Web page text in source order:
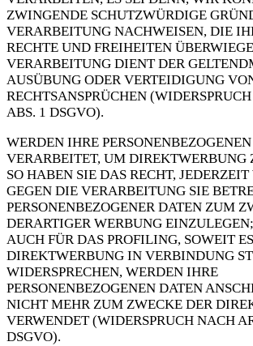
ZWINGENDE SCHUTZWÜRDIGE
VERARBEITUNG NACHWEISEN, DIE
RECHTE UND FREIHEITEN
VERARBEITUNG DIENT DER
AUSÜBUNG ODER VERTEIDIGUNG
RECHTSANSPRÜCHEN
ABS. 1 DSGVO).
WERDEN IHRE
VERARBEITET, UM DIREKTWERBUNG
SO HABEN SIE DAS RECHT,
GEGEN DIE VERARBEITUNG SIE
PERSONENBEZOGENER DATEN ZUM
DERARTIGER WERBUNG
AUCH FÜR DAS PROFILING, SOWEIT
DIREKTWERBUNG IN VERBINDUNG
WIDERSPRECHEN, WERDEN IHRE
PERSONENBEZOGENEN DATEN
NICHT MEHR ZUM ZWECKE DER
VERWENDET (WIDERSPRUCH NACH
DSGVO).